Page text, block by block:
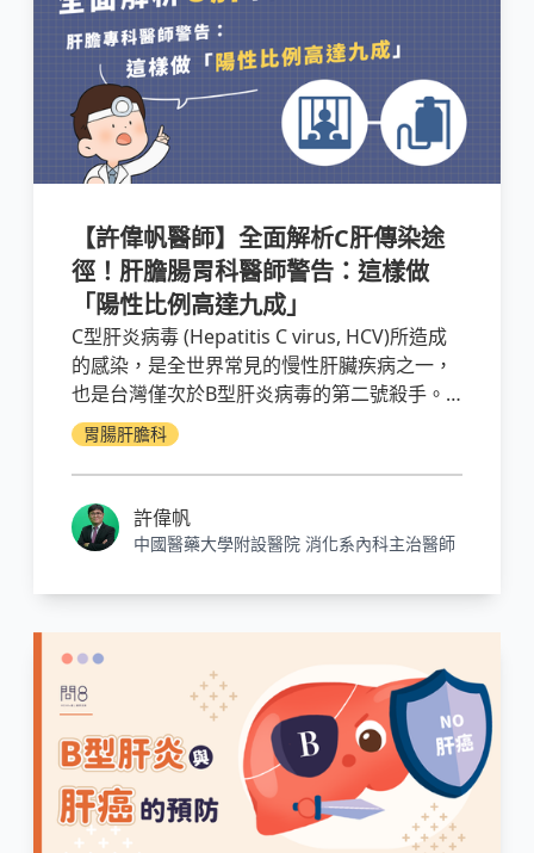
【許偉帆醫師】全面解析C肝傳染途
徑！肝膽腸胃科醫師警告：這樣做
「陽性比例高達九成」
C型肝炎病毒 (Hepatitis C virus, HCV)所造成
的感染，是全世界常見的慢性肝臟疾病之一，
也是台灣僅次於B型肝炎病毒的第二號殺手。
雖然大部分感染C型肝炎病毒的患者沒有症
狀，猛爆性肝炎也很少肇因於C型肝炎病毒，
但是仍有可觀的患者會進展成肝硬化，甚至發
展為肝癌。
胃腸肝膽科
許偉帆
中國醫藥大學附設醫院 消化系內科主治醫師